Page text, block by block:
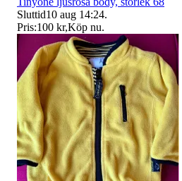
Sluttid10 aug 14:24.
Pris:100 kr,Köp nu.